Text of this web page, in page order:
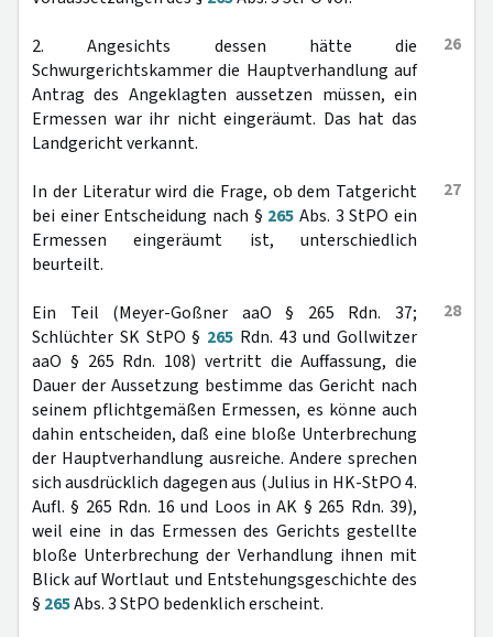
26
2. Angesichts dessen hätte die
Schwurgerichtskammer die Hauptverhandlung auf
Antrag des Angeklagten aussetzen müssen, ein
Ermessen war ihr nicht eingeräumt. Das hat das
Landgericht verkannt.
27
In der Literatur wird die Frage, ob dem Tatgericht
bei einer Entscheidung nach § 265 Abs. 3 StPO ein
Ermessen eingeräumt ist, unterschiedlich
beurteilt.
28
Ein Teil (Meyer-Goßner aaO § 265 Rdn. 37;
Schlüchter SK StPO § 265 Rdn. 43 und Gollwitzer
aaO § 265 Rdn. 108) vertritt die Auffassung, die
Dauer der Aussetzung bestimme das Gericht nach
seinem pflichtgemäßen Ermessen, es könne auch
dahin entscheiden, daß eine bloße Unterbrechung
der Hauptverhandlung ausreiche. Andere sprechen
sich ausdrücklich dagegen aus (Julius in HK-StPO 4.
Aufl. § 265 Rdn. 16 und Loos in AK § 265 Rdn. 39),
weil eine in das Ermessen des Gerichts gestellte
bloße Unterbrechung der Verhandlung ihnen mit
Blick auf Wortlaut und Entstehungsgeschichte des
§ 265Abs. 3 StPO bedenklich erscheint.